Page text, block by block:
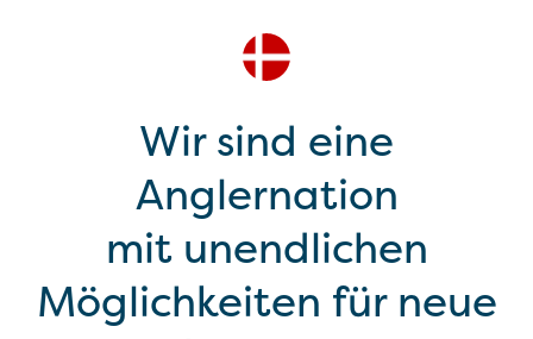
Wir sind eine
Anglernation
mit unendlichen
Möglichkeiten für neue